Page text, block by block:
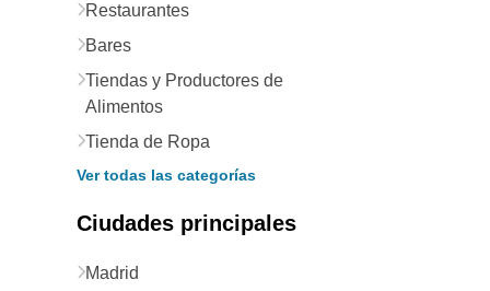
Restaurantes
Bares
Tiendas y Productores de
Alimentos
Tienda de Ropa
Ver todas las categorías
Ciudades principales
Madrid